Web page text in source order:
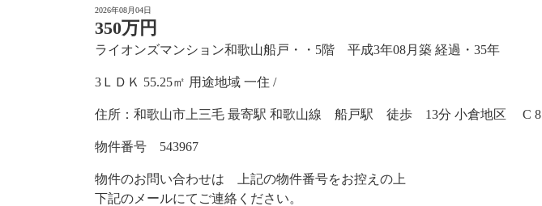
2026年08月04日
350万円
ライオンズマンション和歌山船戸・・5階 平成3年08月築 経過・35年
3ＬＤＫ 55.25㎡ 用途地域 一住 /
住所：和歌山市上三毛 最寄駅 和歌山線 船戸駅 徒歩 13分 小倉地区 C 8
物件番号 543967
物件のお問い合わせは 上記の物件番号をお控えの上
下記のメールにてご連絡ください。